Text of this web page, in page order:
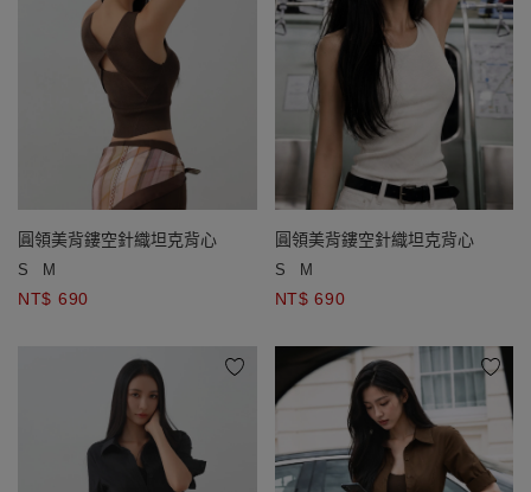
圓領美背鏤空針織坦克背心
S M
NT$ 690
圓領美背鏤空針織坦克背心
S M
NT$ 690